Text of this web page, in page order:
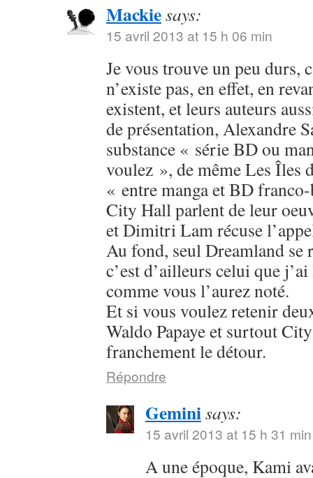
Mackiesays:
15 avril 2013 at 15 h 06 min
Je vous trouve un peu durs,
n’existe pas, en effet, en
existent, et leurs auteurs
de présentation, Alexandre
substance « série BD ou
voulez », de même Les Îles
« entre manga et BD
City Hall parlent de leur
et Dimitri Lam récuse
Au fond, seul Dreamland se
c’est d’ailleurs celui que
comme vous l’aurez noté.
Et si vous voulez retenir
Waldo Papaye et surtout
franchement le détour.
Répondre
Geminisays:
15 avril 2013 at 15 h 31 min
A une époque, Kami